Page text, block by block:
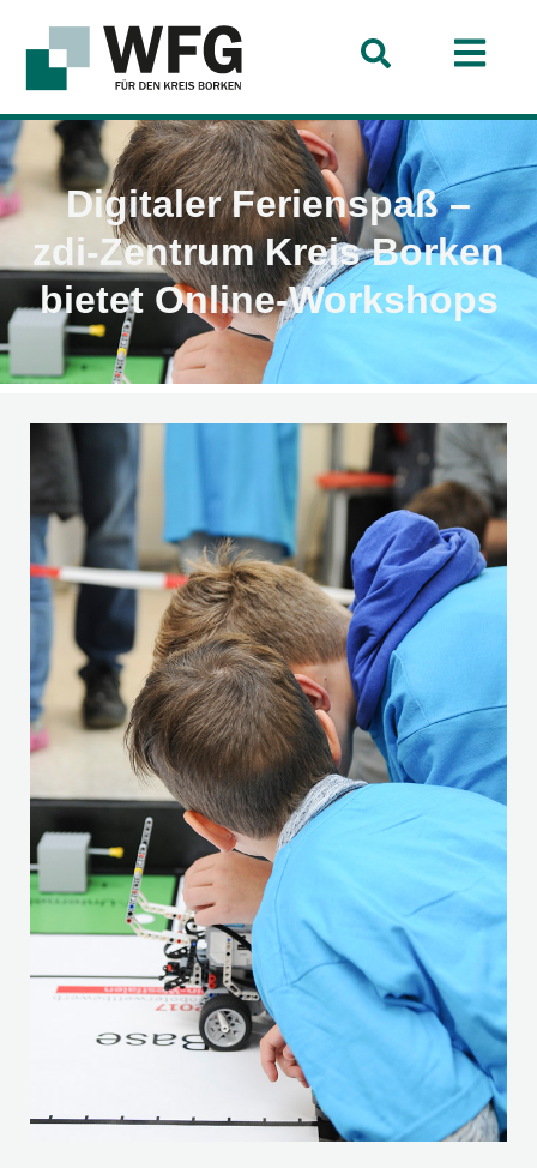
Digitaler Ferienspaß –
zdi-Zentrum Kreis Borken
bietet Online-Workshops